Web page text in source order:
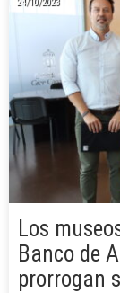
24/10/2023
Los
Banco de
prorrogan